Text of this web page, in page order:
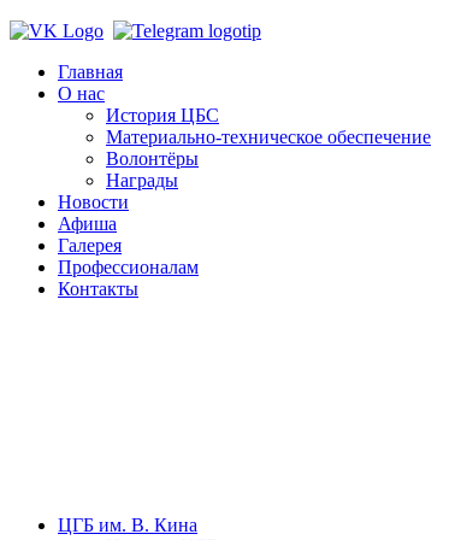
Главная
О нас
История ЦБС
Материально-техническое обеспечение
Волонтёры
Награды
Новости
Афиша
Галерея
Профессионалам
Контакты
ЦГБ им. В. Кина